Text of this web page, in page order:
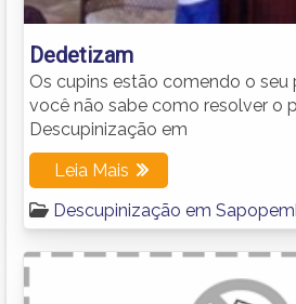
Dedetizam
Os cupins estão comendo o seu
você não sabe como resolver o
Descupinização em
Leia Mais
Descupinização em